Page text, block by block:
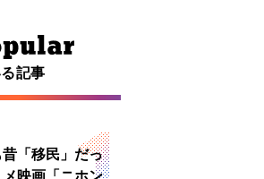
記事
「移民」だっ
映画「ニホンジ